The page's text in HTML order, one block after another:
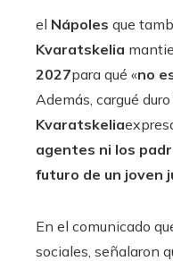
el Nápoles que
Kvaratskelia
2027para qué «no
Además, cargué duro
Kvaratskelia
agentes ni los
futuro de un joven
En el comunicado
sociales, señalaron